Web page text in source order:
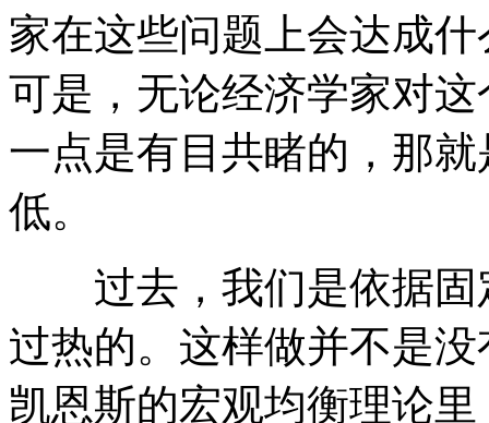
家在这些问题上会达成
可是，无论经济学家对
一点是有目共睹的，那
低。
过去，我们是依据固
过热的。这样做并不是
凯恩斯的宏观均衡理论